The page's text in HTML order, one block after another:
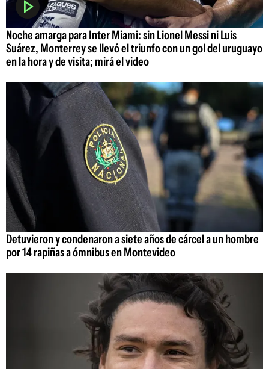
Noche amarga para Inter Miami: sin Lionel Messi ni Luis
Suárez, Monterrey se llevó el triunfo con un gol del uruguayo
en la hora y de visita; mirá el video
Detuvieron y condenaron a siete años de cárcel a un hombre
por 14 rapiñas a ómnibus en Montevideo